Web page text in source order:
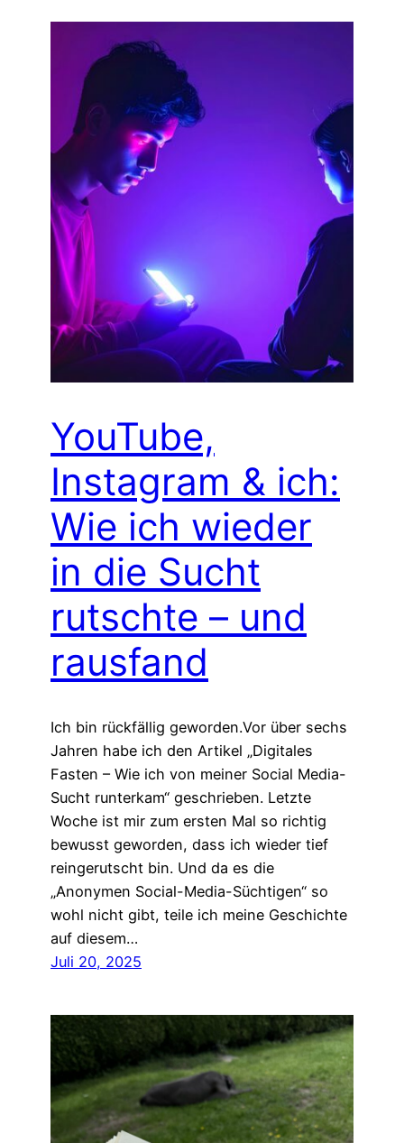
YouTube,
Instagram & ich:
Wie ich wieder
in die Sucht
rutschte – und
rausfand
Ich bin rückfällig geworden.Vor über sechs
Jahren habe ich den Artikel „Digitales
Fasten – Wie ich von meiner Social Media-
Sucht runterkam“ geschrieben. Letzte
Woche ist mir zum ersten Mal so richtig
bewusst geworden, dass ich wieder tief
reingerutscht bin. Und da es die
„Anonymen Social-Media-Süchtigen“ so
wohl nicht gibt, teile ich meine Geschichte
auf diesem…
Juli 20, 2025